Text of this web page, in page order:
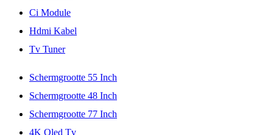
Ci Module
Hdmi Kabel
Tv Tuner
Schermgrootte 55 Inch
Schermgrootte 48 Inch
Schermgrootte 77 Inch
4K Oled Tv